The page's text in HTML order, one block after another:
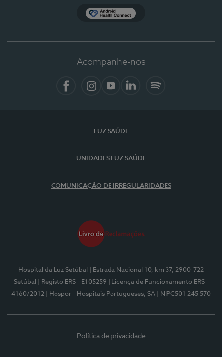
Acompanhe-nos
LUZ SAÚDE
UNIDADES LUZ SAÚDE
COMUNICAÇÃO DE IRREGULARIDADES
Hospital da Luz Setúbal
| Estrada Nacional 10, km 37, 2900-722
Setúbal
| Registo ERS - E105259
| Licença de Funcionamento ERS -
4160/2012
| Hospor - Hospitais Portugueses, SA | NIPC501 245 570
Política de privacidade